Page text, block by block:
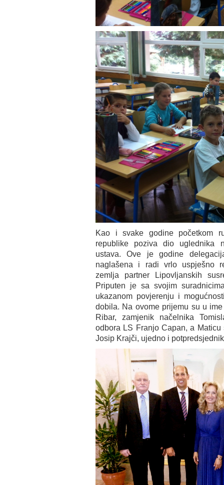
Kao i svake godine početkom
republike poziva dio uglednika
ustava. Ove je godine
naglašena i radi vrlo uspješno
zemlja partner Lipovljanskih
Priputen je sa svojim
ukazanom povjerenju i
dobila. Na ovome prijemu su u
Ribar, zamjenik načelnika
odbora LS Franjo Capan, a
Josip Krajči, ujedno i